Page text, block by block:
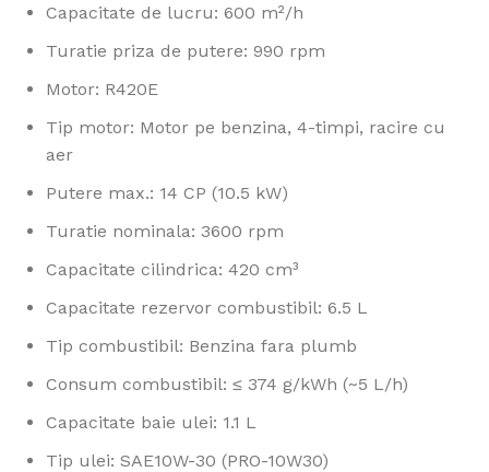
Capacitate de lucru: 600 m²/h
Turatie priza de putere: 990 rpm
Motor: R420E
Tip motor: Motor pe benzina, 4-timpi, racire cu
aer
Putere max.: 14 CP (10.5 kW)
Turatie nominala: 3600 rpm
Capacitate cilindrica: 420 cm³
Capacitate rezervor combustibil: 6.5 L
Tip combustibil: Benzina fara plumb
Consum combustibil: ≤ 374 g/kWh (~5 L/h)
Capacitate baie ulei: 1.1 L
Tip ulei: SAE10W-30 (PRO-10W30)